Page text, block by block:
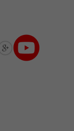
0792